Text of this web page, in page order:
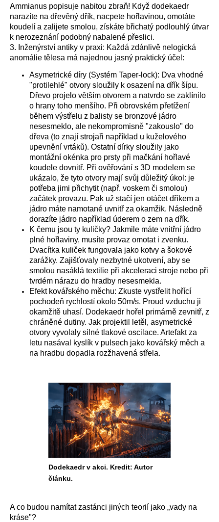
Ammianus popisuje nabitou zbraň! Když dodekaedr
narazíte na dřevěný dřík, nacpete hořlavinou, omotáte
koudelí a zalijete smolou, získáte břichatý podlouhlý útvar
k nerozeznání podobný nabalené přeslici.
3. Inženýrství antiky v praxi: Každá zdánlivě nelogická
anomálie tělesa má najednou jasný praktický účel:
Asymetrické díry (Systém Taper-lock): Dva vhodné
"protilehlé" otvory sloužily k osazení na dřík šípu.
Dřevo projelo větším otvorem a natvrdo se zaklínilo
o hrany toho menšího. Při obrovském přetížení
během výstřelu z balisty se bronzové jádro
nesesmeklo, ale nekompromisně "zakouslo" do
dřeva (to znají strojaři například u kuželového
upevnění vrtáků). Ostatní dírky sloužily jako
montážní okénka pro prsty při mačkání hořlavé
koudele dovnitř. Při ověřování s 3D modelem se
ukázalo, že tyto otvory mají svůj důležitý úkol: je
potřeba jimi přichytit (např. voskem či smolou)
začátek provazu. Pak už stačí jen otáčet dříkem a
jádro máte namotané uvnitř za okamžik. Následně
dorazíte jádro například úderem o zem na dřík.
K čemu jsou ty kuličky? Jakmile máte vnitřní jádro
plné hořlaviny, musíte provaz omotat i zvenku.
Dvacítka kuliček fungovala jako kotvy a šokové
zarážky. Zajišťovaly nezbytné ukotvení, aby se
smolou nasáklá textilie při akceleraci stroje nebo při
tvrdém nárazu do hradby nesesmekla.
Efekt kovářského měchu: Zkuste vystřelit hořící
pochodeň rychlostí okolo 50m/s. Proud vzduchu ji
okamžitě uhasí. Dodekaedr hořel primárně zevnitř, z
chráněné dutiny. Jak projektil letěl, asymetrické
otvory vyvolaly silné tlakové oscilace. Artefakt za
letu nasával kyslík v pulsech jako kovářský měch a
na hradbu dopadla rozžhavená střela.
Dodekaedr v akci. Kredit: Autor
článku.
A co budou namítat zastánci jiných teorií jako „vady na
kráse"?